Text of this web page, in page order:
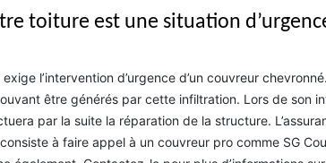
toiture est une situation
l’intervention d’urgence d’un couvreur
être générés par cette infiltration. Lors de son
par la suite la réparation de la structure.
à faire appel à un couvreur pro comme SG